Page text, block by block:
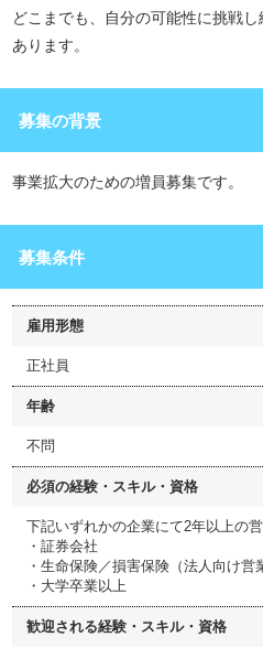
どこまでも、自分の可能性に挑戦
あります。
募集の背景
事業拡大のための増員募集です。
募集条件
雇用形態
正社員
年齢
不問
必須の経験・スキル・資格
下記いずれかの企業にて2年以上の
・証券会社
・生命保険／損害保険（法人向け営
・大学卒業以上
歓迎される経験・スキル・資格